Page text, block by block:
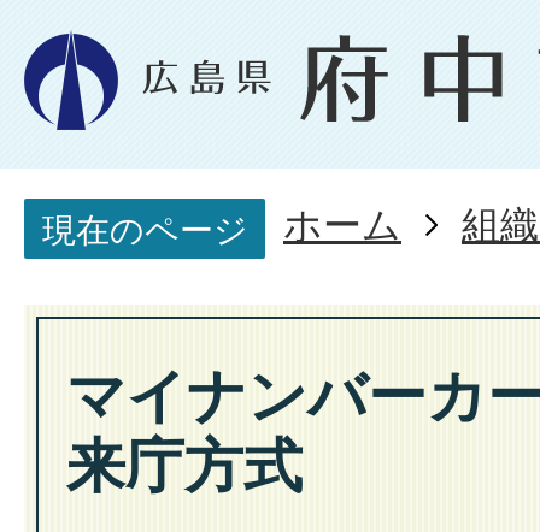
現在のページ ホーム 組
マイナンバーカ
来庁方式